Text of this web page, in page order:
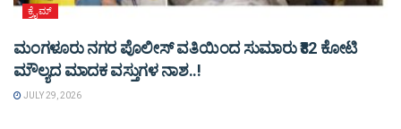
ಕ್ರೈಮ್
ಮಂಗಳೂರು ನಗರ ಪೊಲೀಸ್ ವತಿಯಿಂದ ಸುಮಾರು ₹82 ಕೋಟಿ
ಮೌಲ್ಯದ ಮಾದಕ ವಸ್ತುಗಳ ನಾಶ..!
JULY 29, 2026